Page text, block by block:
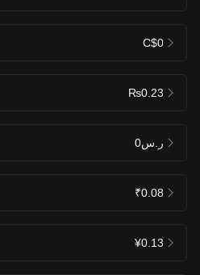
C$0
₨0.23
ر.س0
₹0.08
¥0.13